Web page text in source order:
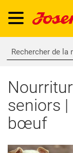
seniors
bœuf